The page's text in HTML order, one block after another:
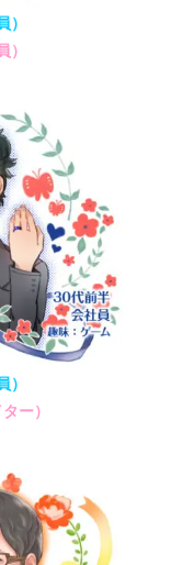
）
）
）
ー）